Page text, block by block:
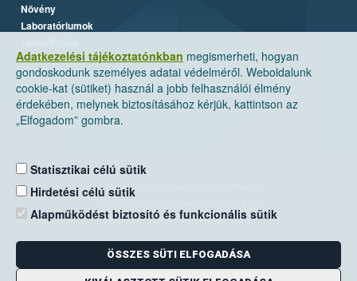
Adatkezelési tájékoztatónkban megismerheti, hogyan
gondoskodunk személyes adatai védelméről. Weboldalunk
cookie-kat (sütiket) használ a jobb felhasználói élmény
érdekében, melynek biztosításához kérjük, kattintson az
„Elfogadom” gombra.
Statisztikai célú sütik
Hirdetési célú sütik
Alapműködést biztosító és funkcionális sütik
ÖSSZES SÜTI ELFOGADÁSA
Növény
Laboratóriumok
Nemzeti Élelmiszerlánc-biztonsági Hivatal
Levelezési cím: 1525 Budapest. Pf. 30.
E-mail:ugyfelszolgalat@nebih.gov.hu
Zöld szám: 06-80/263-244